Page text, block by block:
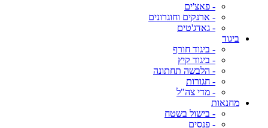
- פאצ'ים
- ארנקים וחוגרונים
- גאדג'טים
ביגוד
- ביגוד חורף
- ביגוד קיץ
- הלבשה תחתונה
- חגורות
- מדי צה"ל
מחנאות
- בישול בשטח
- פנסים